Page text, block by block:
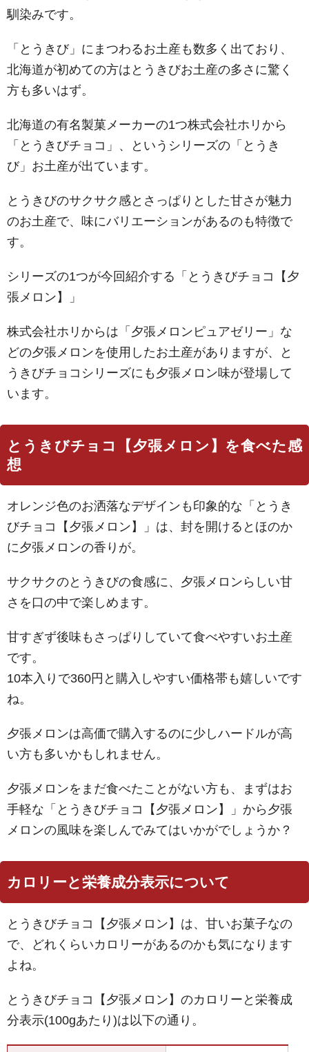
馴染みです。
「とうきび」にまつわるお土産も数多く出ており、
北海道が初めての方はとうきびお土産の多さに驚く
方も多いはず。
北海道の有名製菓メーカーの1つ株式会社ホリから
「とうきびチョコ」、というシリーズの「とうき
び」お土産が出ています。
とうきびのサクサク感とさっぱりとした甘さが魅力
のお土産で、味にバリエーションがあるのも特徴で
す。
シリーズの1つが今回紹介する「とうきびチョコ【夕
張メロン】」
株式会社ホリからは「夕張メロンピュアゼリー」な
どの夕張メロンを使用したお土産がありますが、と
うきびチョコシリーズにも夕張メロン味が登場して
います。
とうきびチョコ【夕張メロン】を食べた感
想
オレンジ色のお洒落なデザインも印象的な「とうき
びチョコ【夕張メロン】」は、封を開けるとほのか
に夕張メロンの香りが。
サクサクのとうきびの食感に、夕張メロンらしい甘
さを口の中で楽しめます。
甘すぎず後味もさっぱりしていて食べやすいお土産
です。
10本入りで360円と購入しやすい価格帯も嬉しいです
ね。
夕張メロンは高価で購入するのに少しハードルが高
い方も多いかもしれません。
夕張メロンをまだ食べたことがない方も、まずはお
手軽な「とうきびチョコ【夕張メロン】」から夕張
メロンの風味を楽しんでみてはいかがでしょうか？
カロリーと栄養成分表示について
とうきびチョコ【夕張メロン】は、甘いお菓子なの
で、どれくらいカロリーがあるのかも気になります
よね。
とうきびチョコ【夕張メロン】のカロリーと栄養成
分表示(100gあたり)は以下の通り。